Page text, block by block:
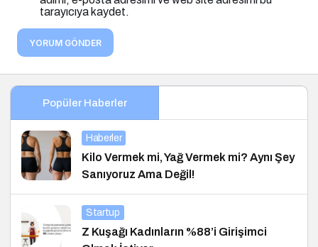
tarayıcıya kaydet.
YORUM GÖNDER
Popüler Haberler
Haberler
Kilo Vermek mi, Yağ Vermek mi? Aynı Şey
Sanıyoruz Ama Değil!
Startup
Z Kuşağı Kadınların %88’i Girişimci